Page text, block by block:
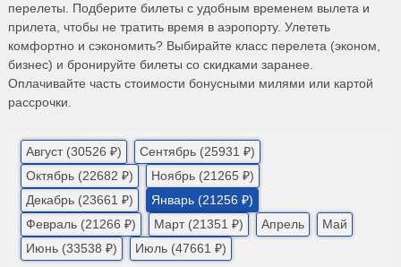
перелеты. Подберите билеты с удобным временем вылета и
прилета, чтобы не тратить время в аэропорту. Улететь
комфортно и сэкономить? Выбирайте класс перелета (эконом,
бизнес) и бронируйте билеты со скидками заранее.
Оплачивайте часть стоимости бонусными милями или картой
рассрочки.
Август (30526 ₽)
Сентябрь (25931 ₽)
Октябрь (22682 ₽)
Ноябрь (21265 ₽)
Декабрь (23661 ₽)
Январь (21256 ₽)
Февраль (21266 ₽)
Март (21351 ₽) Апрель
Май
Июнь (33538 ₽)
Июль (47661 ₽)